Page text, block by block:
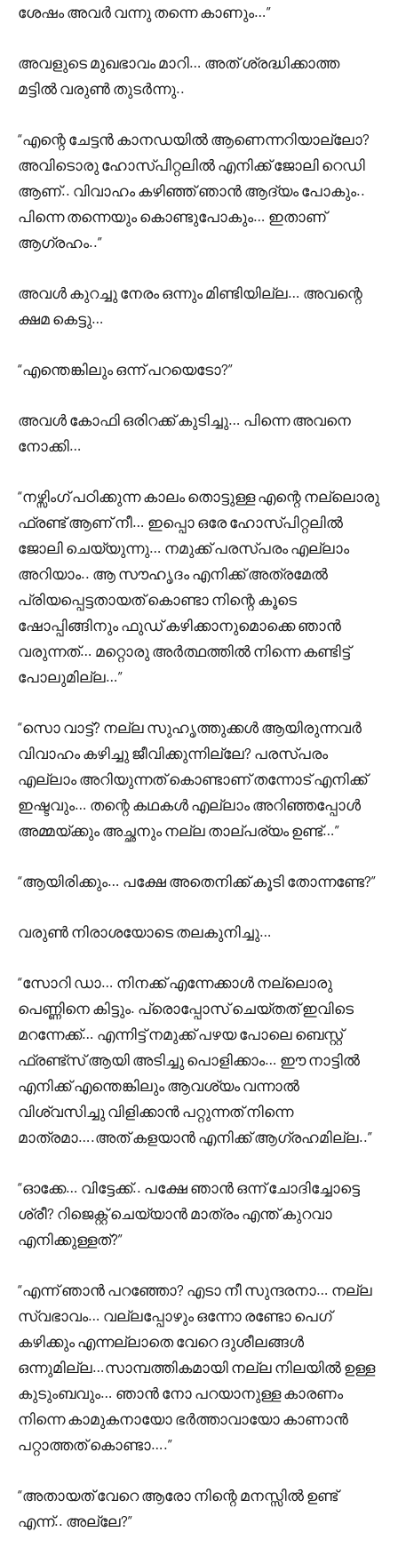
ശേഷം അവർ വന്നു തന്നെ കാണും…”
അവളുടെ മുഖഭാവം മാറി… അത് ശ്രദ്ധിക്കാത്ത
മട്ടിൽ വരുൺ തുടർന്നു..
“എന്റെ ചേട്ടൻ കാനഡയിൽ ആണെന്നറിയാല്ലോ?
അവിടൊരു ഹോസ്പിറ്റലിൽ എനിക്ക് ജോലി റെഡി
ആണ്.. വിവാഹം കഴിഞ്ഞ് ഞാൻ ആദ്യം പോകും..
പിന്നെ തന്നെയും കൊണ്ടുപോകും… ഇതാണ്
ആഗ്രഹം..”
അവൾ കുറച്ചു നേരം ഒന്നും മിണ്ടിയില്ല… അവന്റെ
ക്ഷമ കെട്ടു…
“എന്തെങ്കിലും ഒന്ന് പറയെടോ?”
അവൾ കോഫി ഒരിറക്ക് കുടിച്ചു… പിന്നെ അവനെ
നോക്കി…
“നഴ്സിംഗ് പഠിക്കുന്ന കാലം തൊട്ടുള്ള എന്റെ നല്ലൊരു
ഫ്രണ്ട് ആണ് നീ… ഇപ്പൊ ഒരേ ഹോസ്പിറ്റലിൽ
ജോലി ചെയ്യുന്നു… നമുക്ക് പരസ്പരം എല്ലാം
അറിയാം.. ആ സൗഹൃദം എനിക്ക് അത്രമേൽ
പ്രിയപ്പെട്ടതായത് കൊണ്ടാ നിന്റെ കൂടെ
ഷോപ്പിങ്ങിനും ഫുഡ് കഴിക്കാനുമൊക്കെ ഞാൻ
വരുന്നത്… മറ്റൊരു അർത്ഥത്തിൽ നിന്നെ കണ്ടിട്ട്
പോലുമില്ല…”
“സൊ വാട്ട്? നല്ല സുഹൃത്തുക്കൾ ആയിരുന്നവർ
വിവാഹം കഴിച്ചു ജീവിക്കുന്നില്ലേ? പരസ്പരം
എല്ലാം അറിയുന്നത് കൊണ്ടാണ് തന്നോട് എനിക്ക്
ഇഷ്ടവും… തന്റെ കഥകൾ എല്ലാം അറിഞ്ഞപ്പോൾ
അമ്മയ്ക്കും അച്ഛനും നല്ല താല്പര്യം ഉണ്ട്…”
“ആയിരിക്കും… പക്ഷേ അതെനിക്ക് കൂടി തോന്നണ്ടേ?”
വരുൺ നിരാശയോടെ തലകുനിച്ചു…
“സോറി ഡാ… നിനക്ക് എന്നേക്കാൾ നല്ലൊരു
പെണ്ണിനെ കിട്ടും. പ്രൊപ്പോസ് ചെയ്തത് ഇവിടെ
മറന്നേക്ക്… എന്നിട്ട് നമുക്ക് പഴയ പോലെ ബെസ്റ്റ്
ഫ്രണ്ട്‌സ് ആയി അടിച്ചു പൊളിക്കാം… ഈ നാട്ടിൽ
എനിക്ക് എന്തെങ്കിലും ആവശ്യം വന്നാൽ
വിശ്വസിച്ചു വിളിക്കാൻ പറ്റുന്നത് നിന്നെ
മാത്രമാ….അത് കളയാൻ എനിക്ക് ആഗ്രഹമില്ല..”
“ഓക്കേ… വിട്ടേക്ക്.. പക്ഷേ ഞാൻ ഒന്ന് ചോദിച്ചോട്ടെ
ശ്രീ? റിജെക്റ്റ് ചെയ്യാൻ മാത്രം എന്ത് കുറവാ
എനിക്കുള്ളത്?”
“എന്ന് ഞാൻ പറഞ്ഞോ? എടാ നീ സുന്ദരനാ… നല്ല
സ്വഭാവം… വല്ലപ്പോഴും ഒന്നോ രണ്ടോ പെഗ്
കഴിക്കും എന്നല്ലാതെ വേറെ ദുശീലങ്ങൾ
ഒന്നുമില്ല…സാമ്പത്തികമായി നല്ല നിലയിൽ ഉള്ള
കുടുംബവും… ഞാൻ നോ പറയാനുള്ള കാരണം
നിന്നെ കാമുകനായോ ഭർത്താവായോ കാണാൻ
പറ്റാത്തത് കൊണ്ടാ….”
“അതായത് വേറെ ആരോ നിന്റെ മനസ്സിൽ ഉണ്ട്
എന്ന്.. അല്ലേ?”